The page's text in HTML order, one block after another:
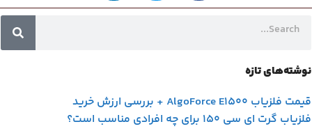
نوشته‌های تازه
قیمت فلزیاب AlgoForce E1500 + بررسی ارزش خرید
فلزیاب گرت ای سی 150 برای چه افرادی مناسب است؟